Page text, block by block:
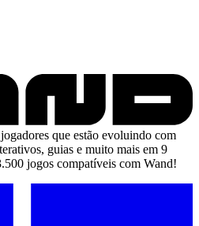
que estão evoluindo com
guias e muito mais em 9
jogos compatíveis com Wand!